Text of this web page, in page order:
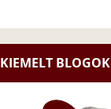
KIEMELT BLOGOK